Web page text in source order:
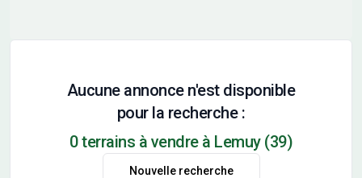
Aucune annonce n'est disponible
pour la recherche :
0 terrains à vendre à Lemuy (39)
Nouvelle recherche